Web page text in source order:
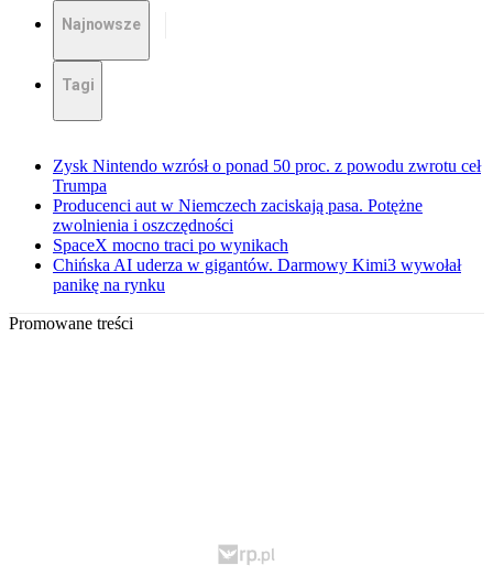
Najnowsze
Tagi
Zysk Nintendo wzrósł o ponad 50 proc. z powodu zwrotu ceł
Trumpa
Producenci aut w Niemczech zaciskają pasa. Potężne
zwolnienia i oszczędności
SpaceX mocno traci po wynikach
Chińska AI uderza w gigantów. Darmowy Kimi3 wywołał
panikę na rynku
Promowane treści